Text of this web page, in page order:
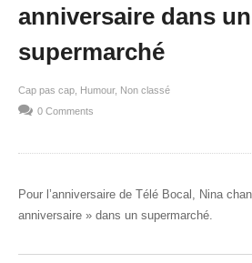
anniversaire dans un
supermarché
Cap pas cap Humour
Non classé
0 Comments
Pour l’anniversaire de Télé Bocal, Nina
anniversaire » dans un supermarché.